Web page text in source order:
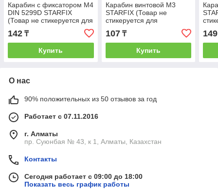
Карабин с фиксатором М4
DIN 5299D STARFIX
(Товар не стикеруется для
розничной торговли)
(STARFIX)
142 ₸
Купить
Карабин винтовой М3
STARFIX (Товар не
стикеруется для
розничной торговли)
(STARFIX) (SM-54921-1)
107₸
Купить
149
О нас
90% положительных из 50 отзывов за год
Работает с 07.11.2016
г. Алматы
пр. Суюнбая № 43, к 1, Алматы, Казахстан
Контакты
Сегодня работает с 09:00 до 18:00
Показать весь график работы